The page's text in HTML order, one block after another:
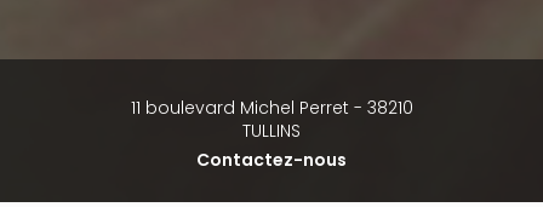
11 boulevard Michel Perret - 38210
TULLINS
Contactez-nous